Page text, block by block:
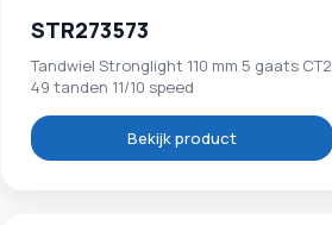
STR273573
Tandwiel Stronglight 110 mm 5 gaats CT2
49 tanden 11/10 speed
Bekijk product